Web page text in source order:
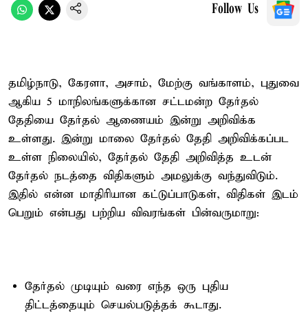
Follow Us
தமிழ்நாடு, கேரளா, அசாம், மேற்கு வங்காளம், புதுவை
ஆகிய 5 மாநிலங்களுக்கான சட்டமன்ற தேர்தல்
தேதியை தேர்தல் ஆணையம் இன்று அறிவிக்க
உள்ளது. இன்று மாலை தேர்தல் தேதி அறிவிக்கப்பட
உள்ள நிலையில், தேர்தல் தேதி அறிவித்த உடன்
தேர்தல் நடத்தை விதிகளும் அமலுக்கு வந்துவிடும்.
இதில் என்ன மாதிரியான கட்டுப்பாடுகள், விதிகள் இடம்
பெறும் என்பது பற்றிய விவரங்கள் பின்வருமாறு:
தேர்தல் முடியும் வரை எந்த ஒரு புதிய
திட்டத்தையும் செயல்படுத்தக் கூடாது.